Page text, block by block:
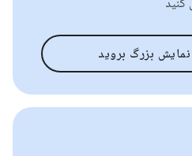
بزرگ بروید